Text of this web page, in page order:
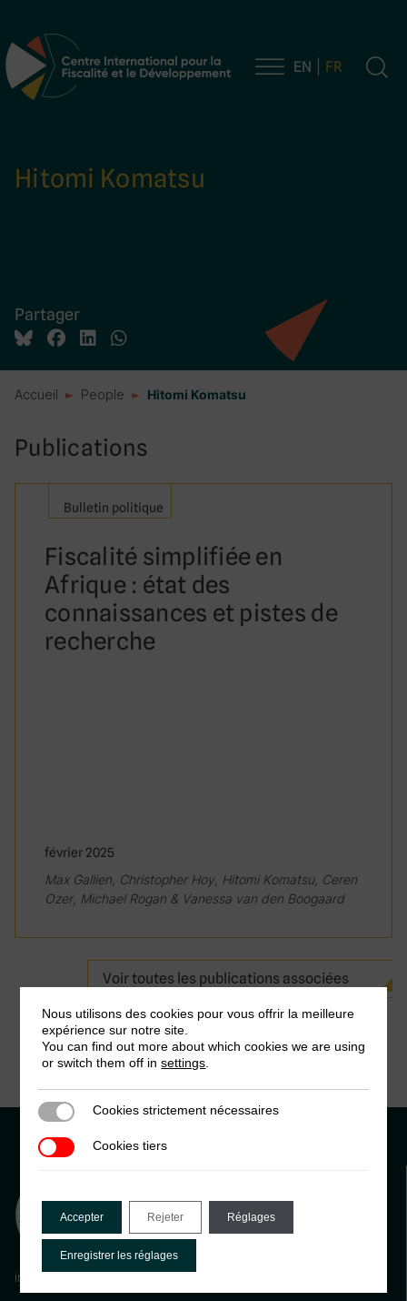
Navigation principale EN FR
Hitomi Komatsu
Partager
Accueil People Hitomi Komatsu
Publications
Bulletin politique
Fiscalité simplifiée en
Afrique : état des
connaissances et pistes de
recherche
février 2025
Max Gallien, Christopher Hoy, Hitomi Komatsu, Ceren
Ozer, Michael Rogan & Vanessa van den Boogaard
Voir toutes les publications associées
info@ictd.ac
Nous utilisons des cookies pour vous offrir la meilleure
expérience sur notre site.
You can find out more about which cookies we are using
or switch them off insettings
Cookies strictement nécessaires
Cookies strictement nécessaires
Cookies tiersCookies tiers
Accepter Rejeter Réglages
Enregistrer les réglages